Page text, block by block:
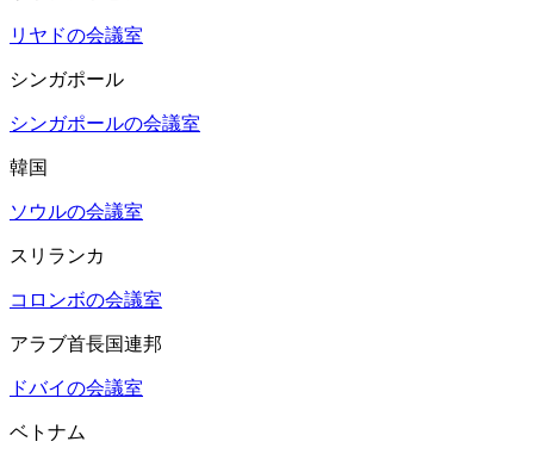
リヤドの会議室
シンガポール
シンガポールの会議室
韓国
ソウルの会議室
スリランカ
コロンボの会議室
アラブ首長国連邦
ドバイの会議室
ベトナム